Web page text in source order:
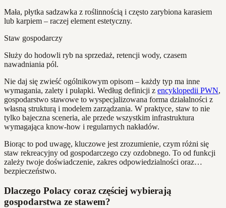
Mała, płytka sadzawka z roślinnością i często zarybiona karasiem
lub karpiem – raczej element estetyczny.
Staw gospodarczy
Służy do hodowli ryb na sprzedaż, retencji wody, czasem
nawadniania pól.
Nie daj się zwieść ogólnikowym opisom – każdy typ ma inne
wymagania, zalety i pułapki. Według definicji z encyklopedii PWN,
gospodarstwo stawowe to wyspecjalizowana forma działalności z
własną strukturą i modelem zarządzania. W praktyce, staw to nie
tylko bajeczna sceneria, ale przede wszystkim infrastruktura
wymagająca know-how i regularnych nakładów.
Biorąc to pod uwagę, kluczowe jest zrozumienie, czym różni się
staw rekreacyjny od gospodarczego czy ozdobnego. To od funkcji
zależy twoje doświadczenie, zakres odpowiedzialności oraz…
bezpieczeństwo.
Dlaczego Polacy coraz częściej wybierają
gospodarstwa ze stawem?